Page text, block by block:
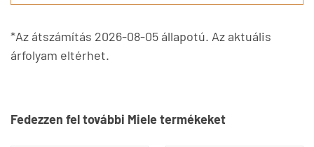
*Az átszámítás 2026-08-05 állapotú. Az aktuális
árfolyam eltérhet.
Fedezzen fel további Miele termékeket